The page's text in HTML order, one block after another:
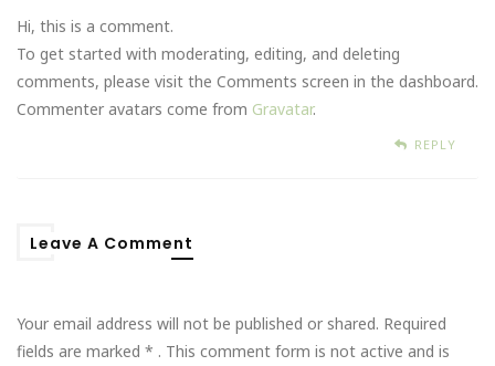
Hi, this is a comment.
To get started with moderating, editing, and deleting
comments, please visit the Comments screen in the dashboard.
Commenter avatars come from Gravatar.
REPLY
Leave A Comment
Your email address will not be published or shared. Required
fields are marked * . This comment form is not active and is